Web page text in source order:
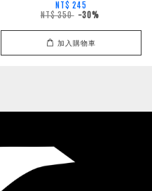
NT$ 245
NT$ 350 -30%
加入購物車